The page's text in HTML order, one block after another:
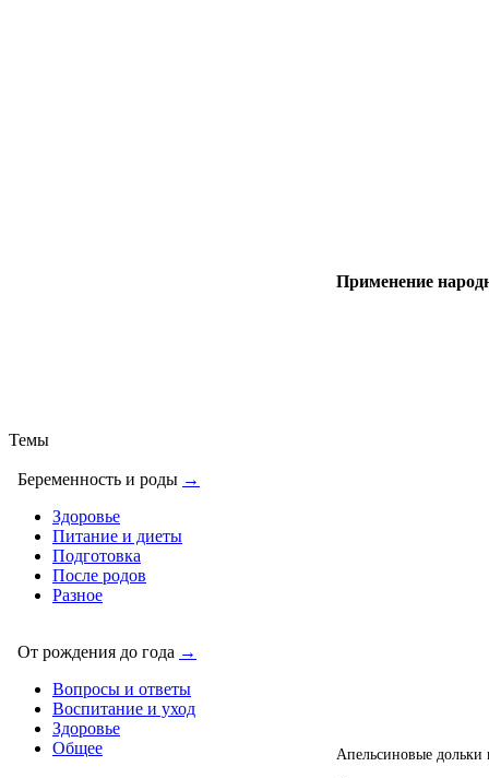
Темы
Беременность и роды →
Здоровье
Питание и диеты
Подготовка
После родов
Разное
От рождения до года →
Вопросы и ответы
Воспитание и уход
Здоровье
Общее
Применение
Апельсиновые дольки